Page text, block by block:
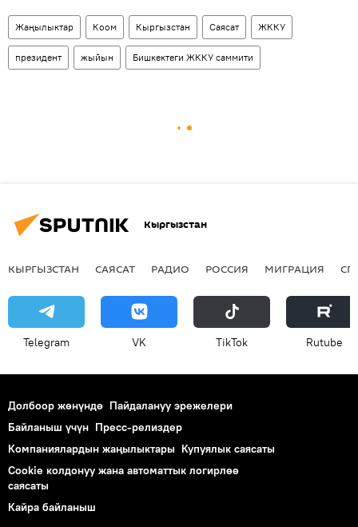
Жаңылыктар Коом Кыргызстан Саясат ЖККУ
президент жыйын Бишкектеги ЖККУ саммити
Кыргызстан
КЫРГЫЗСТАН САЯСАТ РАДИО РОССИЯ МИГРАЦИЯ
Telegram VK ТikТоk Rutube
Долбоор жөнүндө Пайдалануу эрежелери
Байланыш үчүн Пресс-релиздер
Компаниялардын жаңылыктары Купуялык саясаты
Cookie колдонуу жана автоматтык логирлөө
саясаты
Кайра байланыш